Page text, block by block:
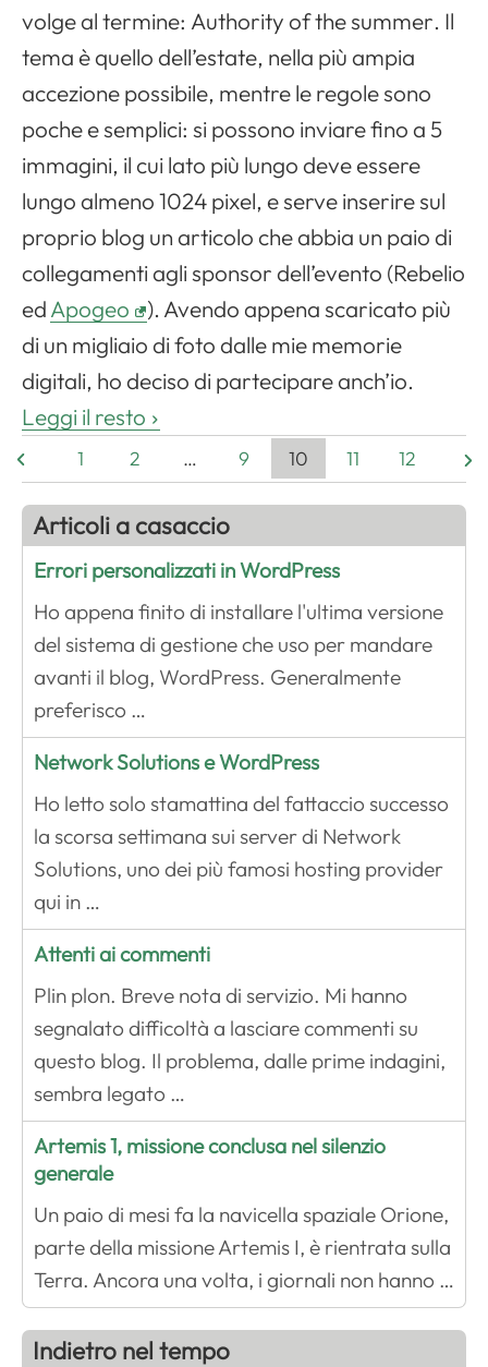
volge al termine: Authority of the summer. Il
tema è quello dell’estate, nella più ampia
accezione possibile, mentre le regole sono
poche e semplici: si possono inviare fino a 5
immagini, il cui lato più lungo deve essere
lungo almeno 1024 pixel, e serve inserire sul
proprio blog un articolo che abbia un paio di
collegamenti agli sponsor dell’evento (Rebelio
edApogeo
). Avendo appena scaricato più
di un migliaio di foto dalle mie memorie
digitali, ho deciso di partecipare anch’io.
Leggi il resto
1 2 … 9 10 11 12
Articoli a casaccio
Errori personalizzati in WordPress
Ho appena finito di installare l'ultima versione
del sistema di gestione che uso per mandare
avanti il blog, WordPress. Generalmente
preferisco …
Network Solutions e WordPress
Ho letto solo stamattina del fattaccio successo
la scorsa settimana sui server di Network
Solutions, uno dei più famosi hosting provider
qui in …
Attenti ai commenti
Plin plon. Breve nota di servizio. Mi hanno
segnalato difficoltà a lasciare commenti su
questo blog. Il problema, dalle prime indagini,
sembra legato …
Artemis 1, missione conclusa nel silenzio
generale
Un paio di mesi fa la navicella spaziale Orione,
parte della missione Artemis I, è rientrata sulla
Terra. Ancora una volta, i giornali non hanno …
Indietro nel tempo